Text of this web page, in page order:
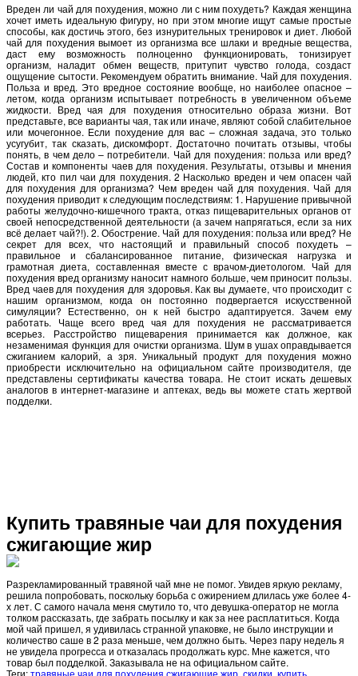
Вреден ли чай для похудения, можно ли с ним похудеть? Каждая женщина
хочет иметь идеальную фигуру, но при этом многие ищут самые простые
способы, как достичь этого, без изнурительных тренировок и диет. Любой
чай для похудения вымоет из организма все шлаки и вредные вещества,
даст ему возможность полноценно функционировать, тонизирует
организм, наладит обмен веществ, притупит чувство голода, создаст
ощущение сытости. Рекомендуем обратить внимание. Чай для похудения.
Польза и вред. Это вредное состояние вообще, но наиболее опасное –
летом, когда организм испытывает потребность в увеличенном объеме
жидкости. Вред чая для похудения относительно образа жизни. Вот
представьте, все варианты чая, так или иначе, являют собой слабительное
или мочегонное. Если похудение для вас – сложная задача, это только
усугубит, так сказать, дискомфорт. Достаточно почитать отзывы, чтобы
понять, в чем дело – потребители. Чай для похудения: польза или вред?
Состав и компоненты чаев для похудения. Результаты, отзывы и мнения
людей, кто пил чаи для похудения. 2 Насколько вреден и чем опасен чай
для похудения для организма? Чем вреден чай для похудения. Чай для
похудения приводит к следующим последствиям: 1. Нарушение привычной
работы желудочно-кишечного тракта, отказ пищеварительных органов от
своей непосредственной деятельности (а зачем напрягаться, если за них
всё делает чай?!). 2. Обострение. Чай для похудения: польза или вред? Не
секрет для всех, что настоящий и правильный способ похудеть –
правильное и сбалансированное питание, физическая нагрузка и
грамотная диета, составленная вместе с врачом-диетологом. Чай для
похудения вред организму наносит намного больше, чем приносит пользы.
Вред чаев для похудения для здоровья. Как вы думаете, что происходит с
нашим организмом, когда он постоянно подвергается искусственной
симуляции? Естественно, он к ней быстро адаптируется. Зачем ему
работать. Чаще всего вред чая для похудения не рассматривается
всерьез. Расстройство пищеварения принимается как должное, как
незаменимая функция для очистки организма. Шум в ушах оправдывается
сжиганием калорий, а зря. Уникальный продукт для похудения можно
приобрести исключительно на официальном сайте производителя, где
представлены сертификаты качества товара. Не стоит искать дешевых
аналогов в интернет-магазине и аптеках, ведь вы можете стать жертвой
подделки.
Купить травяные чаи для похудения
сжигающие жир
Разрекламированный травяной чай мне не помог. Увидев яркую рекламу,
решила попробовать, поскольку борьба с ожирением длилась уже более 4-
х лет. С самого начала меня смутило то, что девушка-оператор не могла
толком рассказать, где забрать посылку и как за нее расплатиться. Когда
мой чай пришел, я удивилась странной упаковке, не было инструкции и
количество саше в 2 раза меньше, чем должно быть. Через пару недель я
не увидела прогресса и отказалась продолжать курс. Мне кажется, что
товар был подделкой. Заказывала не на официальном сайте.
Теги:травяные чаи для похудения сжигающие жир скидки купить